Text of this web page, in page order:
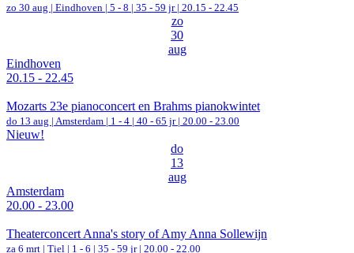
zo 30 aug | Eindhoven | 5 - 8 | 35 - 59 jr | 20.15 - 22.45
zo
30
aug
Eindhoven
20.15 - 22.45
Mozarts 23e pianoconcert en Brahms pianokwintet
do 13 aug | Amsterdam | 1 - 4 | 40 - 65 jr | 20.00 - 23.00
Nieuw!
do
13
aug
Amsterdam
20.00 - 23.00
Theaterconcert Anna's story of Amy Anna Sollewijn
za 6 mrt | Tiel | 1 - 6 | 35 - 59 jr | 20.00 - 22.00